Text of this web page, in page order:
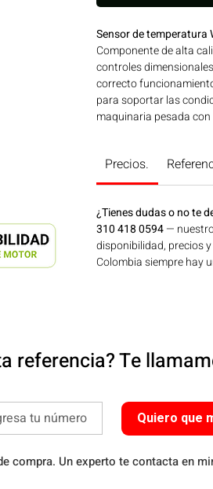
Sensor de temperatura
Componente de alta
controles
correcto
para soportar las
maquinaria pesada
Línea: WEICHAI Ideal
agrícola, construcción,
Motores Colombia.
Precios.
¿Tienes dudas o no te
310 418 0594—
disponibilidad, precios
Colombia siempre hay
referencia? Te
Quiero que
compra. Un experto te contacta en